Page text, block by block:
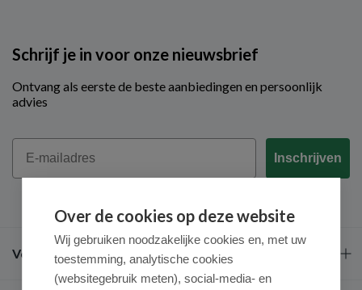
Schrijf je in voor onze nieuwsbrief
Ontvang als eerste de beste aanbiedingen en persoonlijk
advies
Email
Inschrijven
Veel gestelde vragen
Over de cookies op deze website
Wij gebruiken noodzakelijke cookies en, met uw
toestemming, analytische cookies
(websitegebruik meten), social-media- en